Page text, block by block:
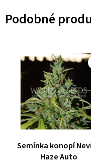
Podobné
Semínka konopí
Haze Auto